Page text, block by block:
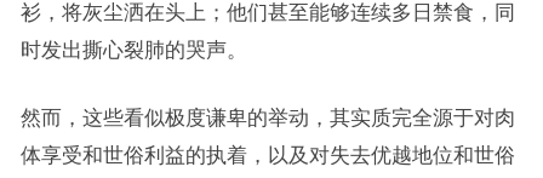
衫，将灰尘洒在头上；他们甚至能够连续多日禁食，同
时发出撕心裂肺的哭声。
然而，这些看似极度谦卑的举动，其实质完全源于对肉
体享受和世俗利益的执着，以及对失去优越地位和世俗